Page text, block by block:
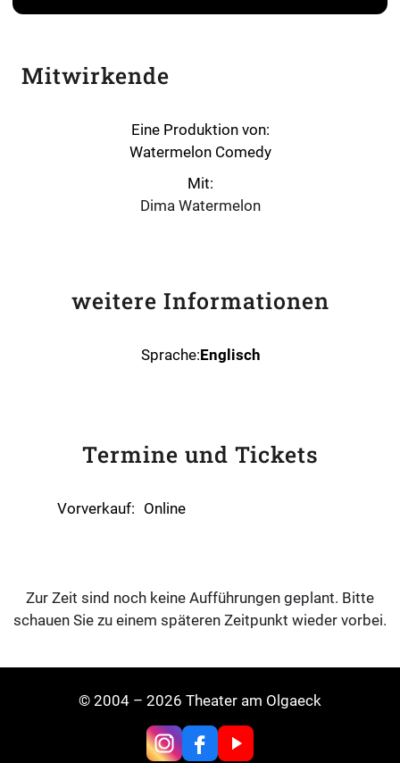
Datenschutzhinweise
▶ Video laden
Mitwirkende
Eine Produktion von:
Watermelon Comedy
Mit:
Dima Watermelon
weitere Informationen
Sprache:Englisch
Termine und Tickets
Vorverkauf: Online
Zur Zeit sind noch keine Aufführungen geplant. Bitte
schauen Sie zu einem späteren Zeitpunkt wieder vorbei.
© 2004 – 2026 Theater am Olgaeck